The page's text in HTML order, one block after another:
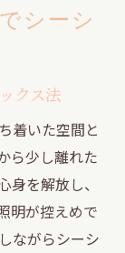
シーシ
クス法
着いた空間と
ら少し離れた
を解放し、
明が控えめで
ながらシーシ